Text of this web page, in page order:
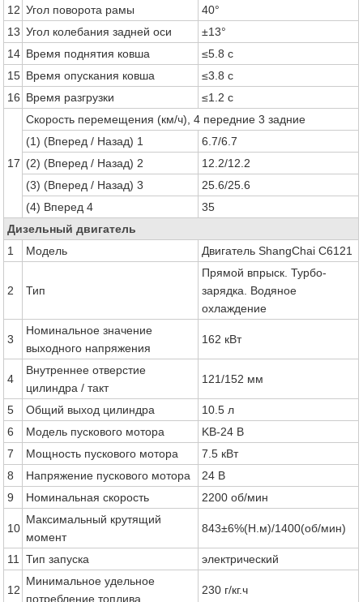
12 Угол поворота рамы
40°
13 Угол колебания задней оси
±13°
14 Время поднятия ковша
≤5.8 с
15 Время опускания ковша
≤3.8 с
16 Время разгрузки ≤1.2 с
17
Скорость перемещения (км/ч), 4 передние 3 задние
(1) (Вперед / Назад) 1
6.7/6.7
(2) (Вперед / Назад) 2
12.2/12.2
(3) (Вперед / Назад) 3
25.6/25.6
(4) Вперед 4
35
Дизельный двигатель
1
Модель Двигатель ShangChai C6121
2 Тип
Прямой впрыск. Турбо-
зарядка. Водяное
охлаждение
3
Номинальное значение
выходного напряжения
162 кВт
4
Внутреннее отверстие
цилиндра / такт
121/152 мм
5 Общий выход цилиндра
10.5 л
6
Модель пускового мотора
KB-24 В
7
Мощность пускового мотора
7.5 кВт
8
Напряжение пускового мотора
24 В
9
Номинальная скорость 2200 об/мин
10
Максимальный крутящий
момент
843±6%(Н.м)/1400(об/мин)
11 Тип запуска электрический
12
Минимальное удельное
потребление топлива
230 г/кг.ч